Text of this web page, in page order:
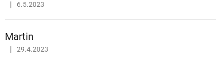
Hodnocení obchodu je 5 z 5 hvězdiček.
6.5.2023
Martin
Hodnocení obchodu je 5 z 5 hvězdiček.
29.4.2023